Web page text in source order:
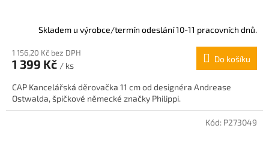
Skladem u výrobce/termín odeslání 10-11 pracovních dnů.
1 156,20 Kč bez DPH
1 399 Kč / ks
Do košíku
CAP Kancelářská děrovačka 11 cm od designéra Andrease
Ostwalda, špičkové německé značky Philippi.
Kód: P273049